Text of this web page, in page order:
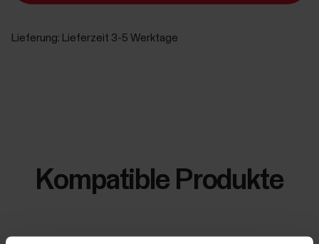
Lieferung: Lieferzeit 3-5 Werktage
Kompatible Produkte